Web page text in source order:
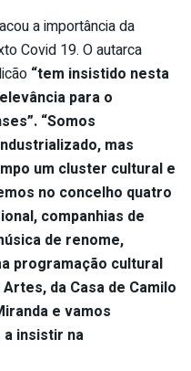
a importância da
Covid 19. O autarca
“tem insistido nesta
para o
“Somos
mas
um cluster cultural e
no concelho quatro
companhias de
de renome,
programação cultural
da Casa de Camilo
e vamos
insistir na